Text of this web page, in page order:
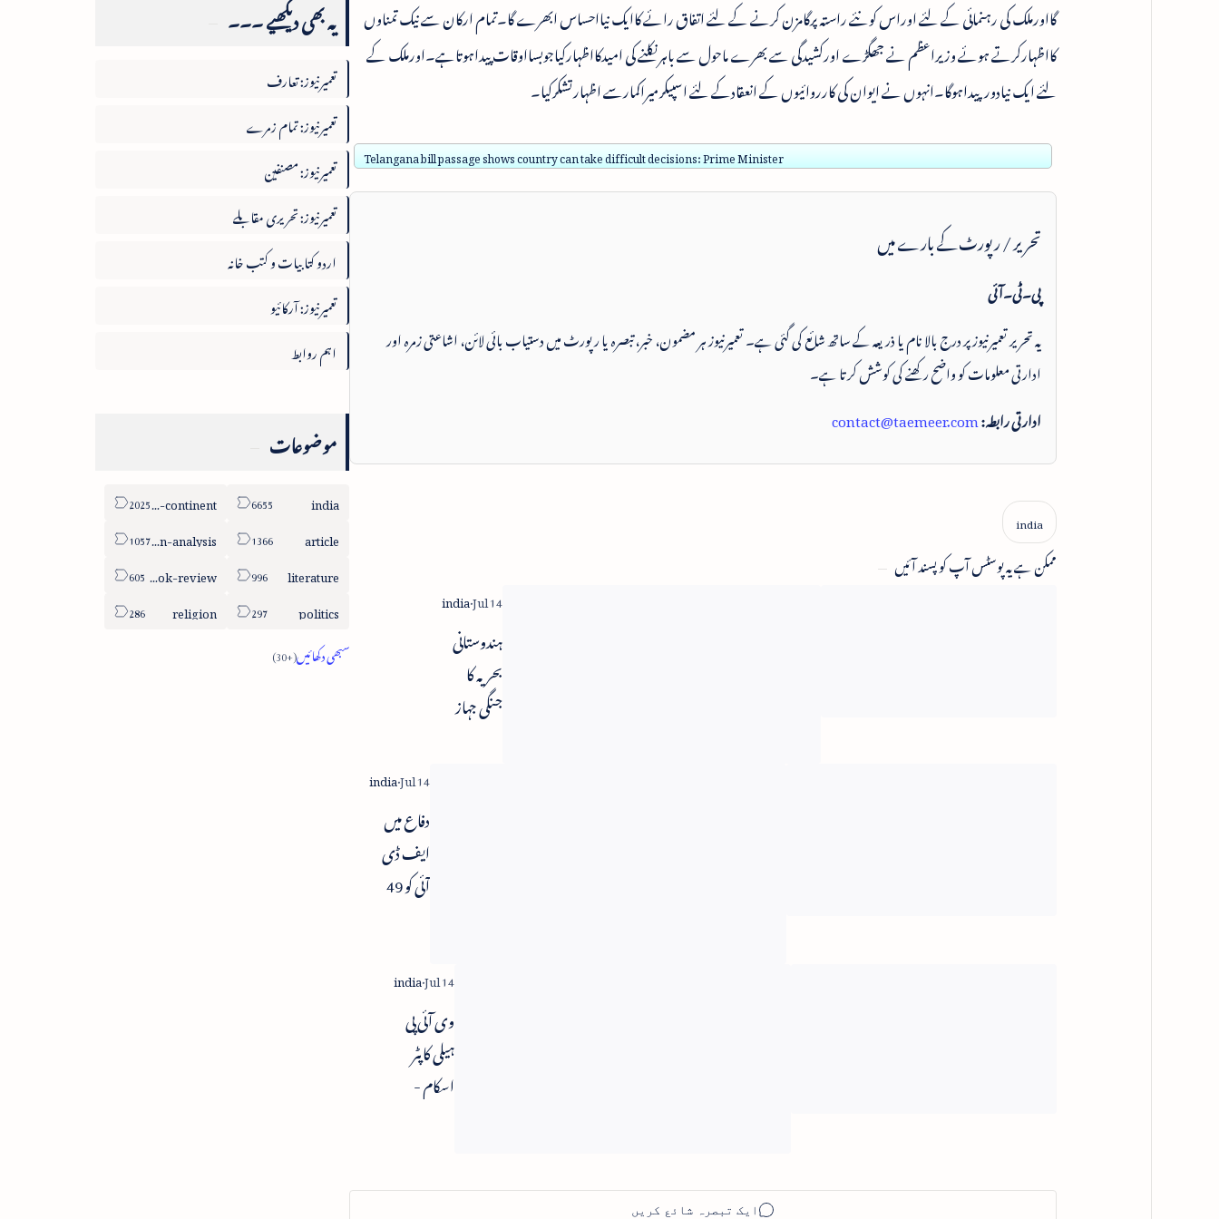
گااورملک کی رہنمائی کے لئے اوراس کونئے راستہ پرگامزن کرنے کے لئے اتفاق رائے کاایک نیااحساس ابھرے گا۔تمام ارکان سے نیک تمناوں
کااظہارکرتے ہوئے وزیراعظم نے جھگڑے اورکشیدگی سے بھرے ماحول سے باہرنکلنے کی امیدکااظہارکیاجوبسااوقات پیداہوتاہے۔اورملک کے
لئے ایک نیادورپیداہوگا۔انہوں نے ایوان کی کارروائیوں کے انعقادکے لئے اسپیکرمیراکمارسے اظہارتشکرکیا۔
Telangana bill passage shows country can take difficult decisions: Prime Minister
تحریر / رپورٹ کے بارے میں
پی۔ٹی۔آئی
یہ تحریر تعمیرنیوز پر درج بالا نام یا ذریعہ کے ساتھ شائع کی گئی ہے۔ تعمیرنیوز ہر مضمون، خبر، تبصرہ یا رپورٹ میں دستیاب بائی لائن، اشاعتی زمرہ اور
ادارتی معلومات کو واضح رکھنے کی کوشش کرتا ہے۔
ادارتی رابطہ:contact@taemeer.com
ممکن ہے یہ پوسٹس آپ کو پسند آئیں
ہندوستانی
بحریہ کا
جنگی جہاز
دفاع میں
ایف ڈی
آئی کو 49
مدافعت -
ارون جیٹلی
روانہ
وی آئی پی
ہیلی کاپٹر
اسکام -
سی بی آئی
یہ بھی دیکھیے ۔۔۔
تعمیرنیوز: تعارف
تعمیرنیوز: تمام زمرے
تعمیرنیوز: مصنفین
تعمیرنیوز: تحریری مقابلے
اردو کتابیات و کتب خانہ
تعمیرنیوز: آرکائیو
اہم روابط
موضوعات
india
sub-continent
article
column-analysis
literature
book-review
politics
religion